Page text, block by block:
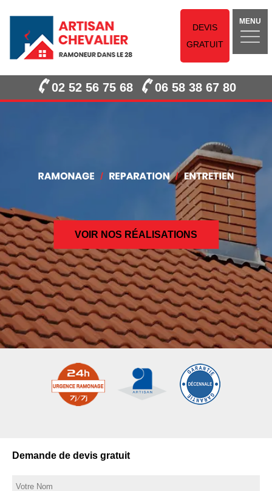
DEVIS
GRATUIT
MENU
02 52 56 75 68 06 58 38 67 80
VOIR NOS RÉALISATIONS
Demande de devis gratuit